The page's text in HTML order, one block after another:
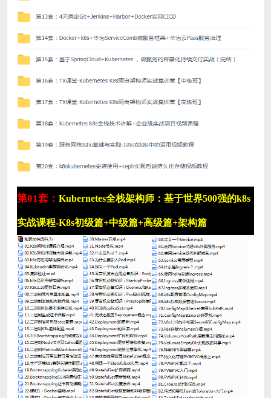
第01套： Kubernetes全栈架构师：基于世界500强的k8s
实战课程-K8s初级篇+中级篇+高级篇+架构篇